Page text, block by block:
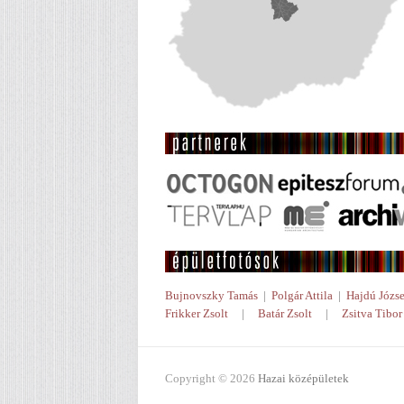
Bujnovszky Tamás | Polgár Attila | Hajdú
Frikker Zsolt | Batár Zsolt | Zsitva Tibor
Copyright © 2026 Hazai középületek